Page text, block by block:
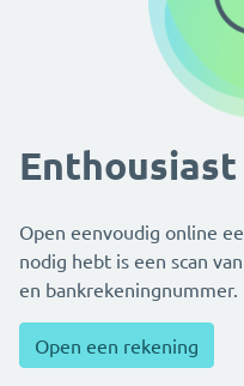
Open eenvoudig online
nodig hebt is een scan
en bankrekeningnummer.
Open een rekening